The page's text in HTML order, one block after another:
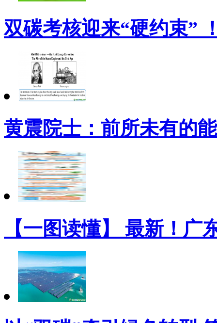
双碳考核迎来“硬约束”
黄震院士：前所未有的
【一图读懂】 最新！广